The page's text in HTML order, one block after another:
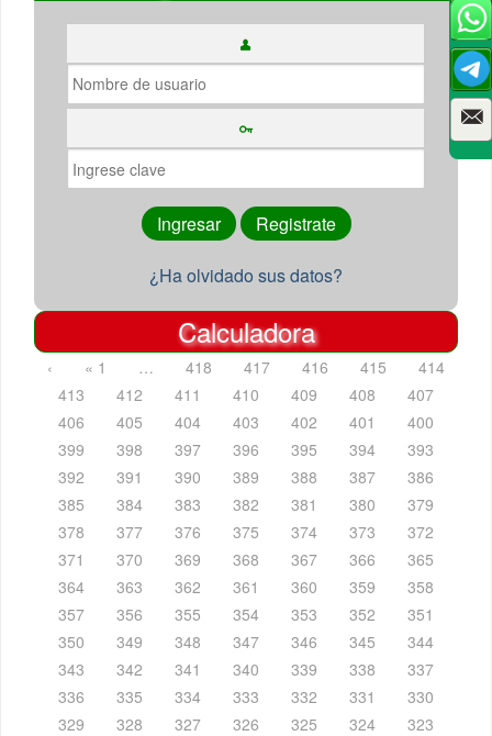
¿Ha olvidado sus datos?
Calculadora
‹ « 1 … 418 417 416 415
414
413
412 411 410 409 408
407
406
405 404 403 402 401
400
399
398 397 396 395 394
393
392
391 390 389 388 387
386
385
384 383 382 381 380
379
378
377 376 375 374 373
372
371
370 369 368 367 366
365
364
363 362 361 360 359
358
357
356 355 354 353 352
351
350
349 348 347 346 345
344
343
342 341 340 339 338
337
336
335 334 333 332 331
330
329
328 327 326 325 324
323